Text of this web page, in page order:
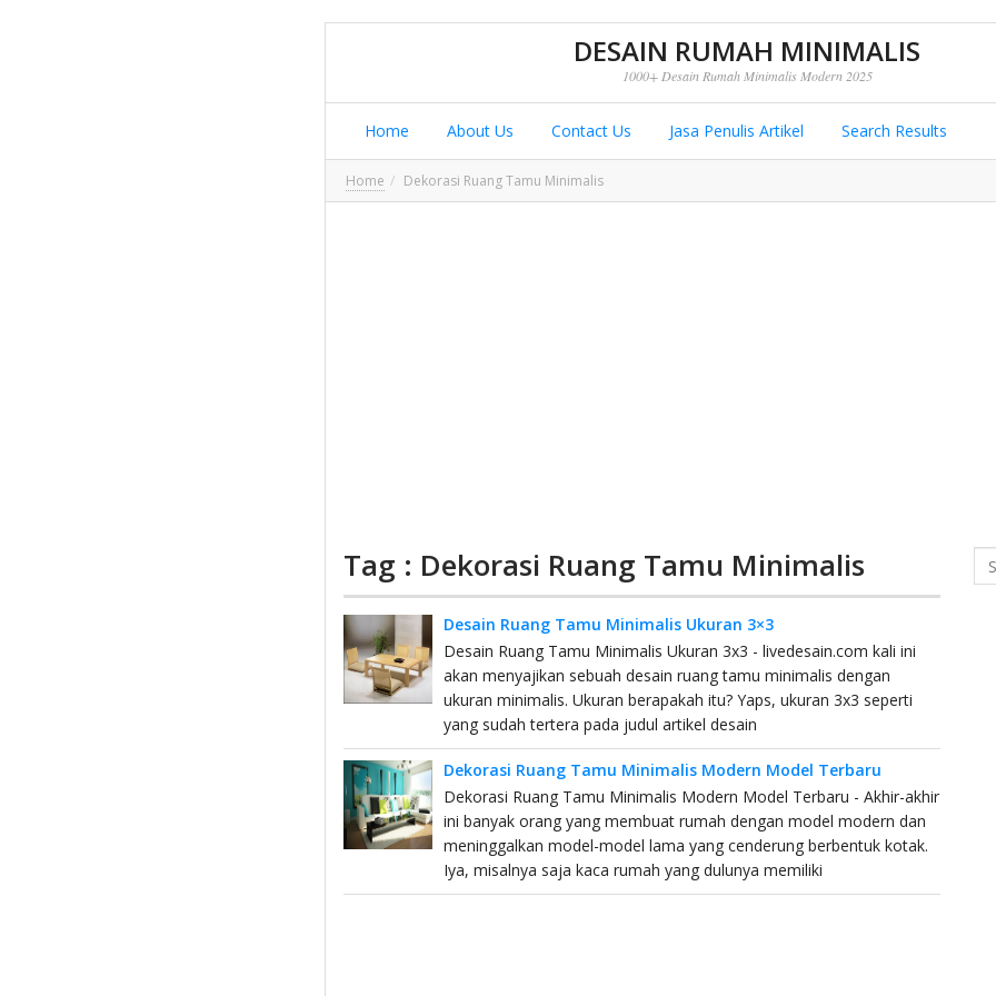
DESAIN RUMAH MINIMALIS
1000+ Desain Rumah Minimalis Modern 2025
Home About Us Contact Us Jasa Penulis Artikel Search Results
Home Dekorasi Ruang Tamu Minimalis
Tag : Dekorasi Ruang Tamu Minimalis
Desain Ruang Tamu Minimalis Ukuran 3×3
Desain Ruang Tamu Minimalis Ukuran 3x3 - livedesain.com kali ini
akan menyajikan sebuah desain ruang tamu minimalis dengan
ukuran minimalis. Ukuran berapakah itu? Yaps, ukuran 3x3 seperti
yang sudah tertera pada judul artikel desain
Dekorasi Ruang Tamu Minimalis Modern Model Terbaru
Dekorasi Ruang Tamu Minimalis Modern Model Terbaru - Akhir-akhir
ini banyak orang yang membuat rumah dengan model modern dan
meninggalkan model-model lama yang cenderung berbentuk kotak.
Iya, misalnya saja kaca rumah yang dulunya memiliki